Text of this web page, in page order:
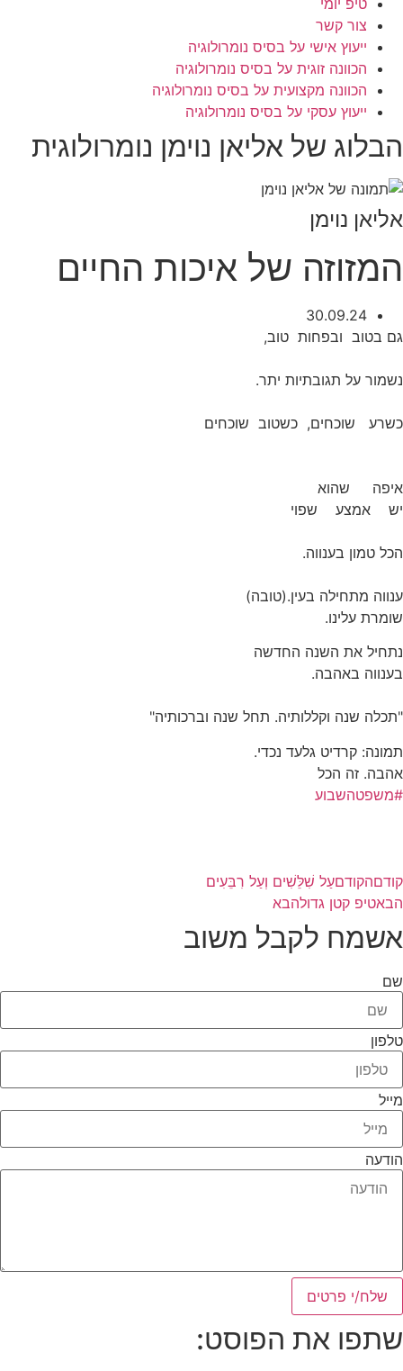
טיפ יומי
צור קשר
ייעוץ אישי על בסיס נומרולוגיה
הכוונה זוגית על בסיס נומרולוגיה
הכוונה מקצועית על בסיס נומרולוגיה
ייעוץ עסקי על בסיס נומרולוגיה
הבלוג של אליאן נוימן נומרולוגית
אליאן נוימן
המזוזה של איכות החיים
30.09.24
גם בטוב ובפחות טוב,
נשמור על תגובתיות יתר.
כשרע שוכחים, כשטוב שוכחים
איפה שהוא
יש אמצע שפוי
הכל טמון בענווה.
ענווה מתחילה בעין.(טובה)
שומרת עלינו.
נתחיל את השנה החדשה
בענווה באהבה.
"תכלה שנה וקללותיה. תחל שנה וברכותיה"
תמונה: קרדיט גלעד נכדי.
אהבה. זה הכל
#משפטהשבוע
קודםהקודםעַל שִׁלֵּשִׁים וְעַל רִבֵּעִים
הבאטיפ קטן גדולהבא
אשמח לקבל משוב
שם
טלפון
מייל
הודעה
שלח/י פרטים
שתפו את הפוסט: